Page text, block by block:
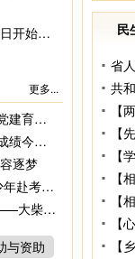
新添一所十二年一贯制学校 今日开始入学预登记
更多...
“两优一先”榜样就在身边 扛起党建育人担当 深耕艺美教育初心
西宁城区九年级学业水平考试成绩今日9时公布
逐梦
2026年中考开考细雨添诗意 少年赴考场 全城温情护航
“学生在哪里，我们就在哪里”——大柴旦震区中考首日见闻
与资助
民
共
【